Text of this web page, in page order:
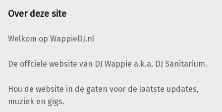
Over deze site
Welkom op WappieDJ.nl
De offciele website van DJ Wappie a.k.a. DJ Sanitarium.
Hou de website in de gaten voor de laatste updates,
muziek en gigs.